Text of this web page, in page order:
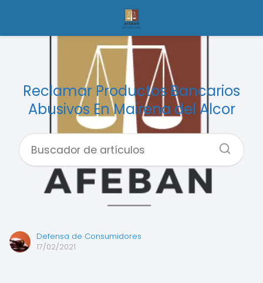
Reclamar Productos Bancarios
Abusivos En Mairena del Alcor
Defensa de Consumidores
17/02/2021